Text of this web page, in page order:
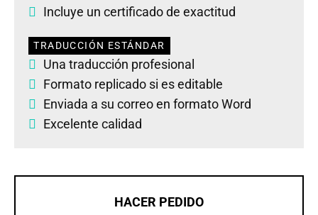
Incluye un certificado de exactitud
TRADUCCIÓN ESTÁNDAR
Una traducción profesional
Formato replicado si es editable
Enviada a su correo en formato Word
Excelente calidad
HACER PEDIDO